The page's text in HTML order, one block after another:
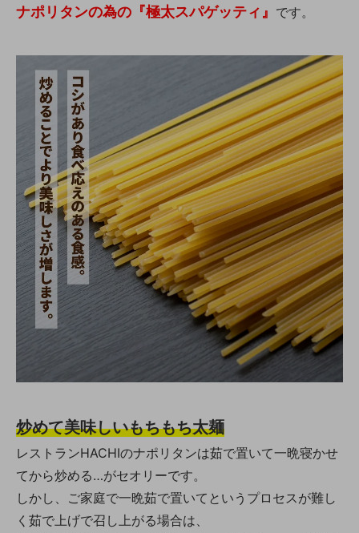
ナポリタンの為の『極太スパゲッティ』 です。
炒めて美味しいもちもち太麺
レストランHACHIのナポリタンは茹で置いて一晩寝かせ
てから炒める…がセオリーです。
しかし、ご家庭で一晩茹で置いてというプロセスが難し
く茹で上げで召し上がる場合は、